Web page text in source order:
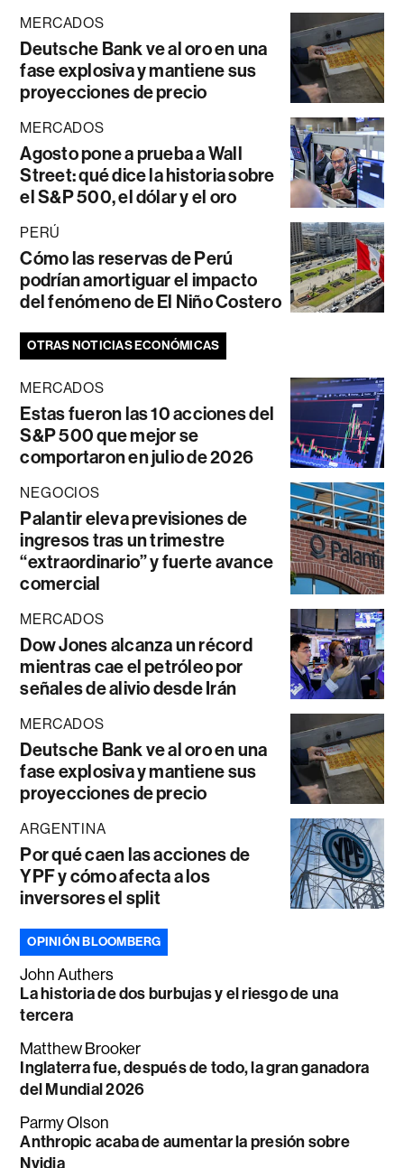
MERCADOS
Deutsche Bank ve al oro en una
fase explosiva y mantiene sus
proyecciones de precio
MERCADOS
Agosto pone a prueba a Wall
Street: qué dice la historia sobre
el S&P 500, el dólar y el oro
PERÚ
Cómo las reservas de Perú
podrían amortiguar el impacto
del fenómeno de El Niño Costero
OTRAS NOTICIAS ECONÓMICAS
MERCADOS
Estas fueron las 10 acciones del
S&P 500 que mejor se
comportaron en julio de 2026
NEGOCIOS
Palantir eleva previsiones de
ingresos tras un trimestre
“extraordinario” y fuerte avance
comercial
MERCADOS
Dow Jones alcanza un récord
mientras cae el petróleo por
señales de alivio desde Irán
MERCADOS
Deutsche Bank ve al oro en una
fase explosiva y mantiene sus
proyecciones de precio
ARGENTINA
Por qué caen las acciones de
YPF y cómo afecta a los
inversores el split
OPINIÓN BLOOMBERG
John Authers
La historia de dos burbujas y el riesgo de una
tercera
Matthew Brooker
Inglaterra fue, después de todo, la gran ganadora
del Mundial 2026
Parmy Olson
Anthropic acaba de aumentar la presión sobre
Nvidia